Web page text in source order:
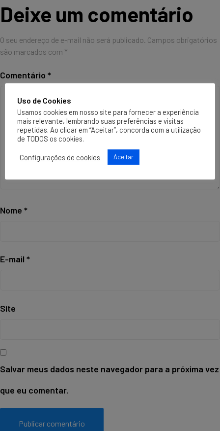
Deixe um comentário
O seu endereço de e-mail não será publicado. Campos obrigatórios
são marcados com *
Comentário *
Nome *
E-mail *
Site
Salvar meus dados neste navegador para a próxima vez
que eu comentar.
Uso de Cookies
Usamos cookies em nosso site para fornecer a experiência
mais relevante, lembrando suas preferências e visitas
repetidas. Ao clicar em “Aceitar”, concorda com a utilização
de TODOS os cookies.
Configurações de cookies Aceitar